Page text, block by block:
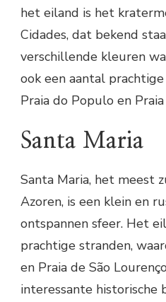
het eiland is het
Cidades, dat bekend
verschillende kleuren
ook een aantal
Praia do Populo en
Santa Maria
Santa Maria, het meest
Azoren, is een klein en
ontspannen sfeer. Het
prachtige stranden,
en Praia de São
interessante historische